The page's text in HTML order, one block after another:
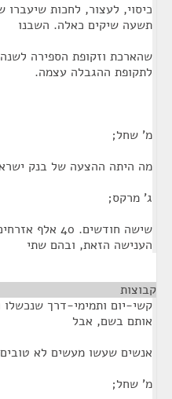
כיסוי, לעצור, לחכות
תשעה שיקים כאלה. השבנו
שהארכת וזקופת הספירה
לתקופת ההגבלה עצמה.
מ' שחל;
מה היתה ההצעה של בנק
ג' מרקס;
שישה חודשים.
הענישה הזאת, ובהם שתי
קבוצות
קשי-יום ותמימי-דרך שנכשלו
אותם בשם, אבל
אנשים שעשו מעשים לא
מ' שחל;